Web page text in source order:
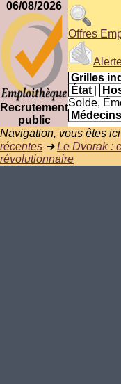
06/08/2026
Recrutement
public
Offres
Grilles
État
Solde,
Médecins
Navigation, vous êtes
récentes ➜Le Dvorak :
révolutionnaire